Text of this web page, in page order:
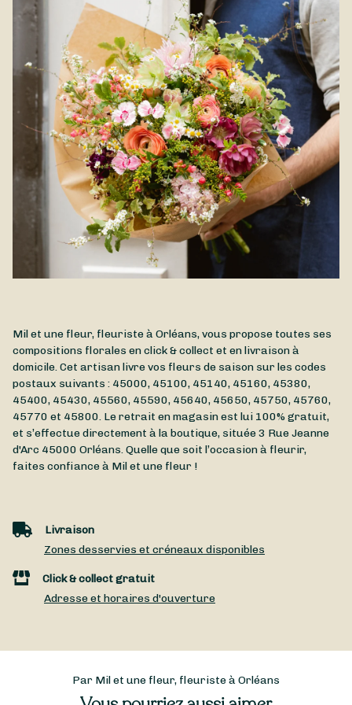
Mil et une fleur, fleuriste à Orléans, vous propose toutes ses
compositions florales en click & collect et en livraison à
domicile. Cet artisan livre vos fleurs de saison sur les codes
postaux suivants : 45000, 45100, 45140, 45160, 45380,
45400, 45430, 45560, 45590, 45640, 45650, 45750, 45760,
45770 et 45800. Le retrait en magasin est lui 100% gratuit,
et s’effectue directement à la boutique, située3 Rue Jeanne
d'Arc 45000 Orléans. Quelle que soit l’occasion à fleurir,
faites confiance à Mil et une fleur !
Livraison
Zones desservies et créneaux disponibles
Click & collect gratuit
Adresse et horaires d'ouverture
Par Mil et une fleur, fleuriste à Orléans